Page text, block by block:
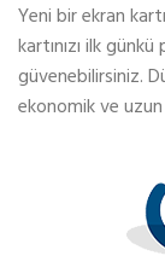
Yeni bir ekran
kartınızı ilk
güvenebilirsiniz.
ekonomik ve